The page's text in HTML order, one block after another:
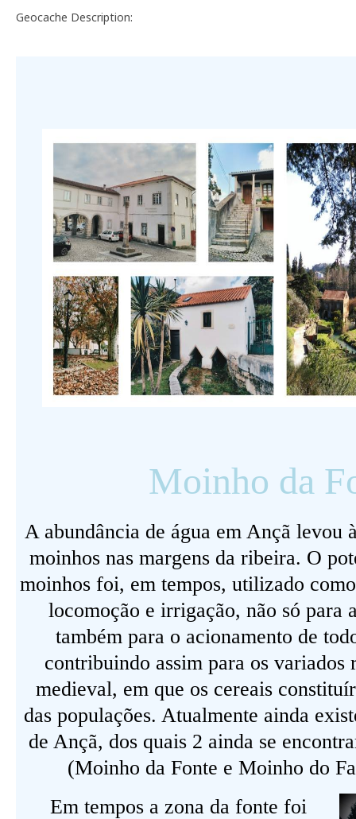
Geocache Description:
Moinho da
A abundância de água em Ançã levou
moinhos nas margens da ribeira. O
moinhos foi, em tempos, utilizado
locomoção e irrigação, não só para
também para o acionamento de
contribuindo assim para os variados
medieval, em que os cereais
das populações. Atualmente ainda
de Ançã, dos quais 2 ainda se
(Moinho da Fonte e Moinho do
Em tempos a zona da fonte foi